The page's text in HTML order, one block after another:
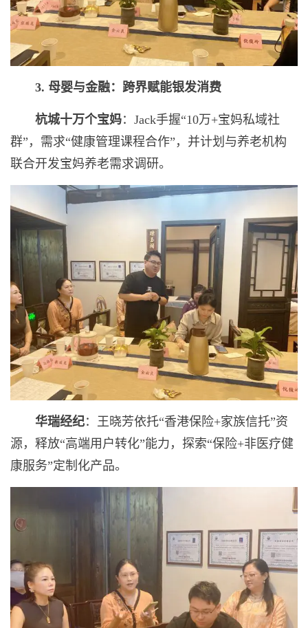
3. 母婴与金融：跨界赋能银发消费
杭城十万个宝妈：Jack手握“10万+宝妈私域社
群”，需求“健康管理课程合作”，并计划与养老机构
联合开发宝妈养老需求调研。
华瑞经纪：王晓芳依托“香港保险+家族信托”资
源，释放“高端用户转化”能力，探索“保险+非医疗健
康服务”定制化产品。